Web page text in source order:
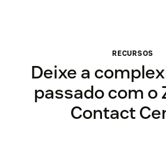
RECURSOS
Deixe a
passado com o
Contact